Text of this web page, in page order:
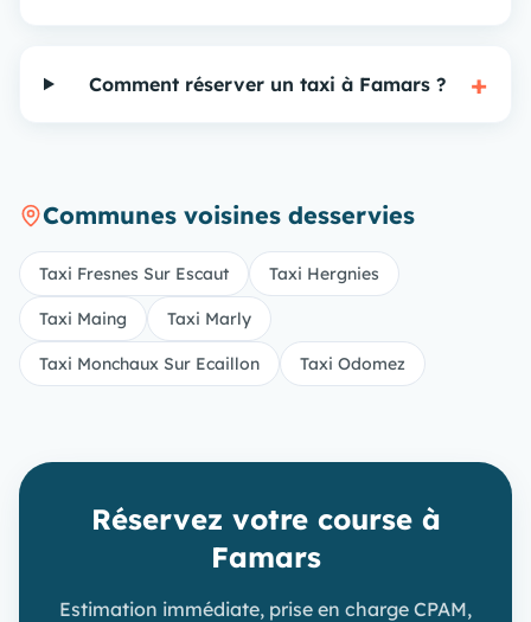
Comment réserver un taxi à Famars ? +
Communes voisines desservies
Taxi Fresnes Sur Escaut Taxi Hergnies
Taxi Maing Taxi Marly
Taxi Monchaux Sur Ecaillon Taxi Odomez
Réservez votre course à
Famars
Estimation immédiate, prise en charge CPAM,